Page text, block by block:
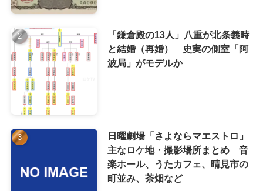
「鎌倉殿の13人」八重が北条義時
と結婚（再婚） 史実の側室「阿
波局」がモデルか
日曜劇場「さよならマエストロ」
主なロケ地・撮影場所まとめ 音
楽ホール、うたカフェ、晴見市の
町並み、茶畑など